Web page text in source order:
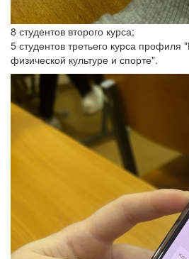
8 студентов второго курса;
5 студентов третьего курса
физической культуре и спорте".